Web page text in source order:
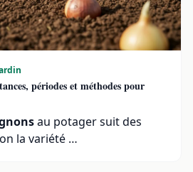
périodes et méthodes pour
au potager suit des
la variété …